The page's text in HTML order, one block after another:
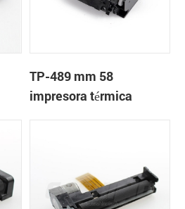
TP-489 mm 58
impresora térmica